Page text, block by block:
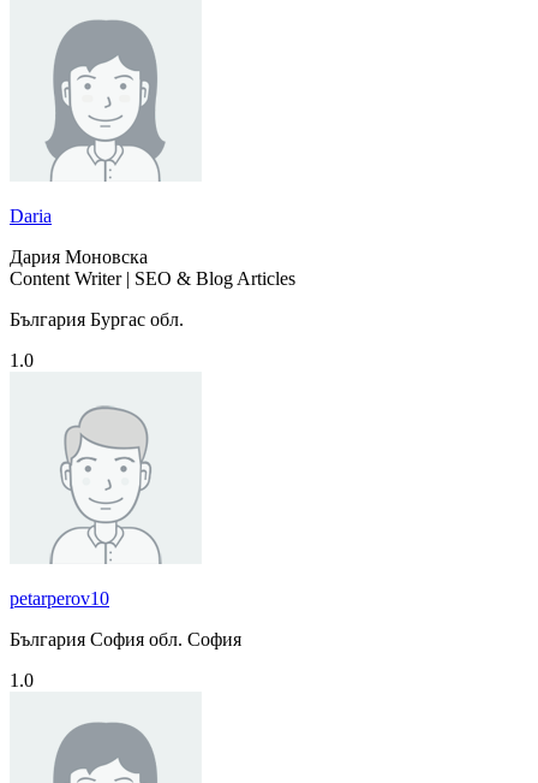
Daria
Дария Моновска
Content Writer | SEO & Blog Articles
България Бургас обл.
1.0
petarperov10
България София обл. София
1.0